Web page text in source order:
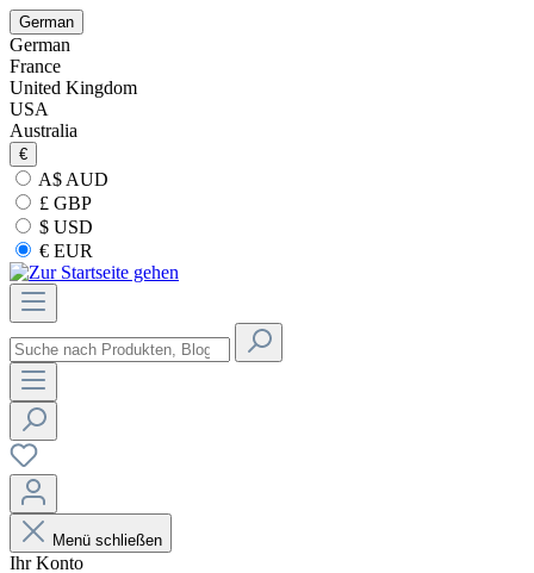
German
German
France
United Kingdom
USA
Australia
€
A$ AUD
£ GBP
$ USD
€ EUR
Menü schließen
Ihr Konto